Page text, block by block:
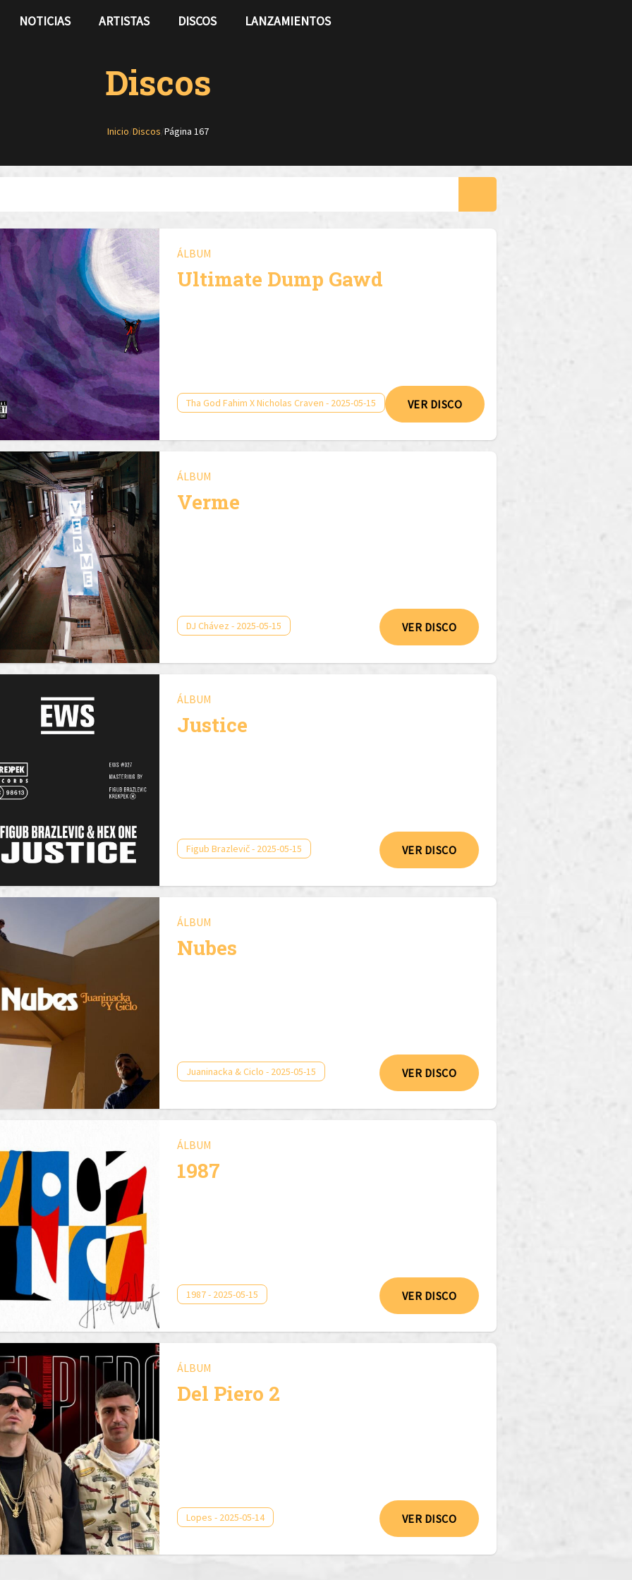
NOTICIAS ARTISTAS DISCOS LANZAMIENTOS
Discos
Inicio/Discos/Página 167
ÁLBUM
Ultimate Dump Gawd
Tha God Fahim X Nicholas Craven - 2025-05-15 VER DISCO
ÁLBUM
Verme
DJ Chávez - 2025-05-15 VER DISCO
ÁLBUM
Justice
Figub Brazlevič - 2025-05-15 VER DISCO
ÁLBUM
Nubes
Juaninacka & Ciclo - 2025-05-15 VER DISCO
ÁLBUM
1987
1987 - 2025-05-15 VER DISCO
ÁLBUM
Del Piero 2
Lopes - 2025-05-14 VER DISCO